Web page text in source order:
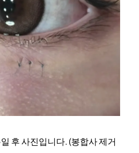
후 사진입니다. (봉합사 제거